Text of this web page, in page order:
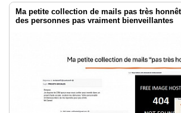
Ma petite collection de mails pas très
des personnes pas vraiment bienveillantes